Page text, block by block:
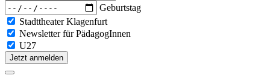
Geburtstag
Stadttheater Klagenfurt
Newsletter für PädagogInnen
U27
Jetzt anmelden